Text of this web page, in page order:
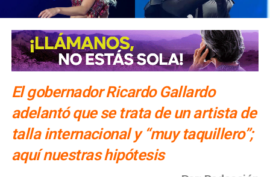
El gobernador Ricardo Gallardo
adelantó que se trata de un artista de
talla internacional y “muy taquillero”;
aquí nuestras hipótesis